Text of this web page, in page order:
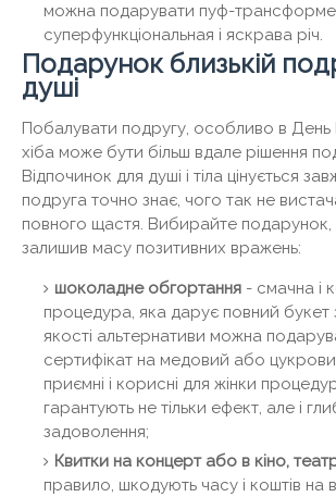
можна подарувати пуф-
суперфункціональная і яскрава річ.
Подарунок близькій
душі
Побалувати подругу, особливо в
хіба може бути більш вдале рішення
Відпочинок для душі і тіла цінується
подруга точно знає, чого так не
повного щастя. Вибирайте подарунок,
залишив масу позитивних вражень:
шоколадне обгортання - смачна і
процедура, яка дарує повний букет
якості альтернативи можна
сертифікат на медовий або
приємні і корисні для жінки
гарантують не тільки ефект, але і
задоволення;
Квитки на концерт або в кіно,
правило, шкодують часу і коштів на